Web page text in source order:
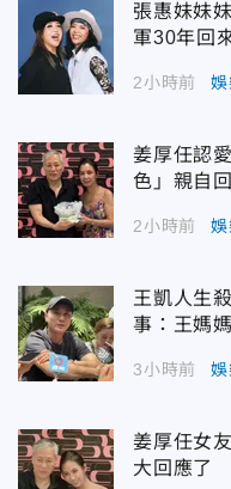
張惠妹妹
軍30年回
2小時前
姜厚任認
色」親自
2小時前
王凱人生
事：王媽
3小時前
姜厚任女
大回應了